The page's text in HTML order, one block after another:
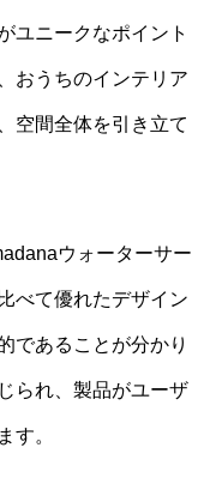
ユニークなポイント
おうちのインテリア
空間全体を引き立て
ウォーターサー
べて優れたデザイン
であることが分かり
られ、製品がユーザ
す。